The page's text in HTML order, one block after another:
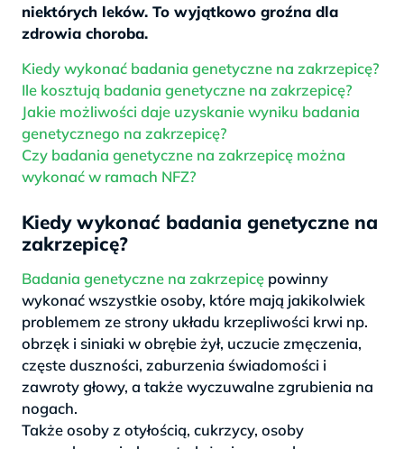
niektórych leków. To wyjątkowo groźna dla
zdrowia choroba.
Kiedy wykonać badania genetyczne na zakrzepicę?
Ile kosztują badania genetyczne na zakrzepicę?
Jakie możliwości daje uzyskanie wyniku badania
genetycznego na zakrzepicę?
Czy badania genetyczne na zakrzepicę można
wykonać w ramach NFZ?
Kiedy wykonać badania genetyczne na
zakrzepicę?
Badania genetyczne na zakrzepicę powinny
wykonać wszystkie osoby, które mają jakikolwiek
problemem ze strony układu krzepliwości krwi np.
obrzęk i siniaki w obrębie żył, uczucie zmęczenia,
częste duszności, zaburzenia świadomości i
zawroty głowy, a także wyczuwalne zgrubienia na
nogach.
Także osoby z otyłością, cukrzycy, osoby